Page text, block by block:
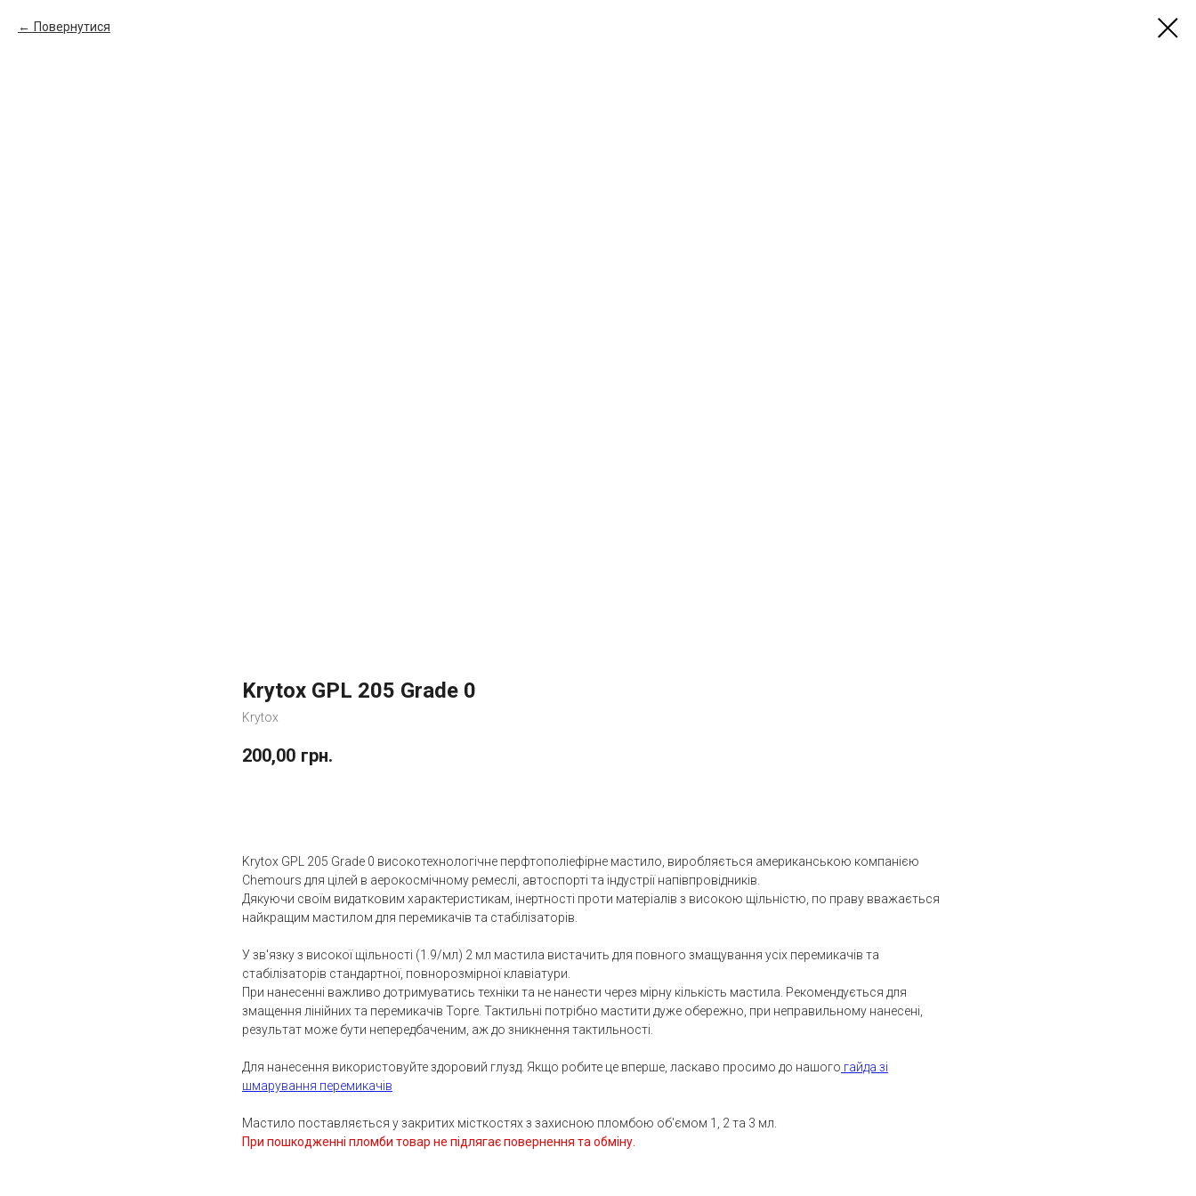
Повернутися
Krytox GPL 205 Grade 0
Krytox
200,00 грн.
Krytox GPL 205 Grade 0 високотехнологічне перфтополіефірне мастило, виробляється американською компанією
Chemours для цілей в аерокосмічному ремеслі, автоспорті та індустрії напівпровідників.
Дякуючи своїм видатковим характеристикам, інертності проти матеріалів з високою щільністю, по праву вважається
найкращим мастилом для перемикачів та стабілізаторів.
У зв'язку з високої щільності (1.9/мл) 2 мл мастила вистачить для повного змащування усіх перемикачів та
стабілізаторів стандартної, повнорозмірної клавіатури.
При нанесенні важливо дотримуватись техніки та не нанести через мірну кількість мастила. Рекомендується для
змащення лінійних та перемикачів Topre. Тактильні потрібно мастити дуже обережно, при неправильному нанесені,
результат може бути непередбаченим, аж до зникнення тактильності.
Для нанесення використовуйте здоровий глузд. Якщо робите це вперше, ласкаво просимо до нашого гайда зі
шмарування перемикачів
Мастило поставляється у закритих місткостях з захисною пломбою об'ємом 1, 2 та 3 мл.
При пошкодженні пломби товар не підлягає повернення та обміну.